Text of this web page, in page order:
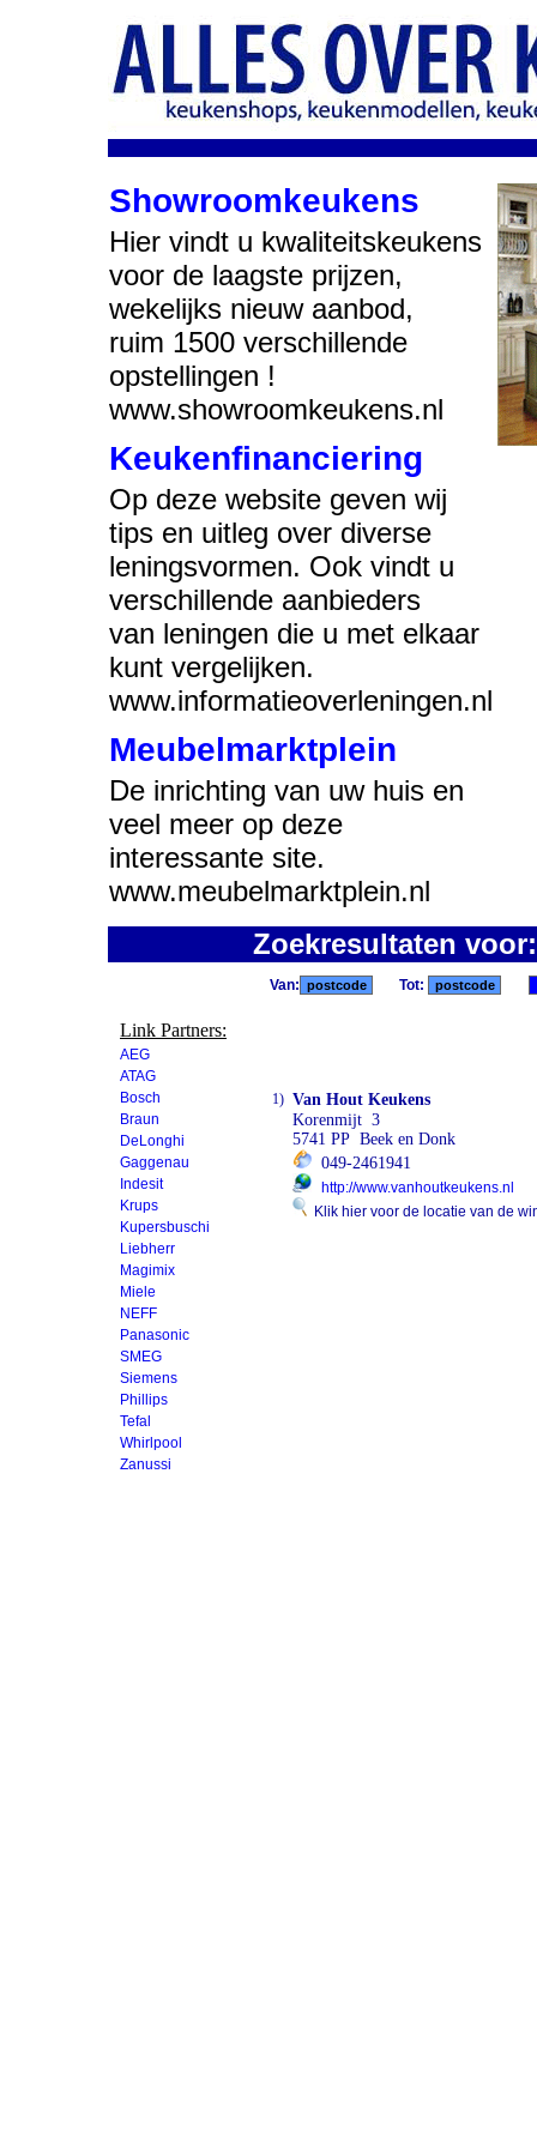
Showroomkeukens
Hier vindt u kwaliteitskeukens
voor de laagste prijzen,
wekelijks nieuw aanbod,
ruim 1500 verschillende
opstellingen !
www.showroomkeukens.nl
Keukenfinanciering
Op deze website geven wij
tips en uitleg over diverse
leningsvormen. Ook vindt u
verschillende aanbieders
van leningen die u met elkaar
kunt vergelijken.
www.informatieoverleningen.nl
Meubelmarktplein
De inrichting van uw huis en
veel meer op deze
interessante site.
www.meubelmarktplein.nl
Zoekresultaten
Link Partners:
AEG
ATAG
Bosch
Braun
DeLonghi
Gaggenau
Indesit
Krups
Kupersbuschi
Liebherr
Magimix
Miele
NEFF
Panasonic
SMEG
Siemens
Phillips
Tefal
Whirlpool
Zanussi
Van: Tot:
1) Van Hout Keukens
Korenmijt 3
5741 PP Beek en Donk
049-2461941
http://www.vanhoutkeukens.nl
Klik hier voor de locatie van de